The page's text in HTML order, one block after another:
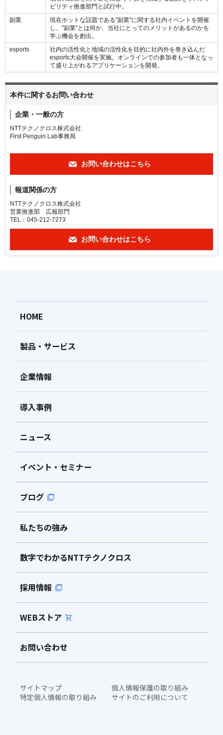
ビリティ推進部門と試行中。
副業
現在ホットな話題である"副業"に関する社内イベントを開催
し、"副業"とは何か、当社にとってのメリットがあるのかを
学ぶ機会を創出。
esports
社内の活性化と地域の活性化を目的に社内外を巻き込んだ
esports大会開催を実施。オンラインでの参加者も一体となっ
て盛り上がれるアプリケーションを開発。
本件に関するお問い合わせ
企業・一般の方
NTTテクノクロス株式会社
First Penguin Lab事務局
お問い合わせはこちら
報道関係の方
NTTテクノクロス株式会社
営業推進部 広報部門
TEL：045-212-7273
お問い合わせはこちら
HOME
製品・サービス
企業情報
導入事例
ニュース
イベント・セミナー
ブログ
私たちの強み
数字でわかるNTTテクノクロス
採用情報
WEBストア
お問い合わせ
サイトマップ
個人情報保護の取り組み
特定個人情報の取り組み
サイトのご利用について